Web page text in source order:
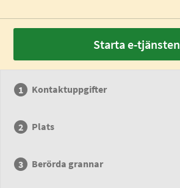
Starta e-tjänsten
Kontaktuppgifter
Plats
Berörda grannar